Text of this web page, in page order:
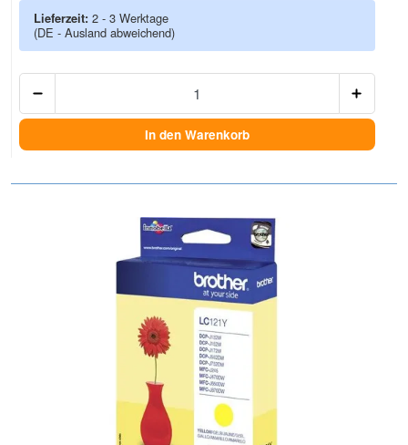
Lieferzeit: 2 - 3 Werktage
(DE - Ausland abweichend)
In den Warenkorb